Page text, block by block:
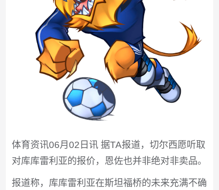
体育资讯06月02日讯 据TA报道，切尔西愿听取
对库库雷利亚的报价，恩佐也并非绝对非卖品。
报道称，库库雷利亚在斯坦福桥的未来充满不确